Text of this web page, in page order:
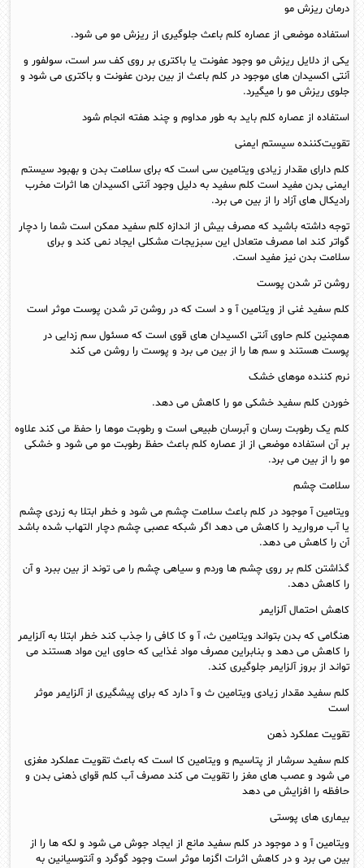
درمان ریزش مو
استفاده موضعی از عصاره کلم باعث جلوگیری از ریزش مو می شود.
یکی از دلایل ریزش مو وجود عفونت یا باکتری بر روی کف سر است، سولفور و
آنتی اکسیدان های موجود در کلم باعث از بین بردن عفونت و باکتری می شود و
جلوی ریزش مو را میگیرد.
استفاده از عصاره کلم باید به طور مداوم و چند هفته انجام شود
تقویت‌کننده سیستم ایمنی
کلم دارای مقدار زیادی ویتامین سی است که برای سلامت بدن و بهبود سیستم
ایمنی بدن مفید است کلم سفید به دلیل وجود آنتی اکسیدان ها اثرات مخرب
رادیکال های آزاد را از بین می برد.
توجه داشته باشید که مصرف بیش از اندازه کلم سفید ممکن است شما را دچار
گواتر کند اما مصرف متعادل این سبزیجات مشکلی ایجاد نمی کند و برای
سلامت بدن نیز مفید است.
روشن تر شدن پوست
کلم سفید غنی از ویتامین آ و د است که در روشن تر شدن پوست موثر است
همچنین کلم حاوی آنتی اکسیدان های قوی است که مسئول سم زدایی در
پوست هستند و سم ها را از بین می برد و پوست را روشن می کند
نرم کننده موهای خشک
خوردن کلم سفید خشکی مو را کاهش می دهد.
کلم یک رطوبت رسان و آبرسان طبیعی است و رطوبت موها را حفظ می کند علاوه
بر آن استفاده موضعی از از عصاره کلم باعث حفظ رطوبت مو می شود و خشکی
مو را از بین می برد.
سلامت چشم
ویتامین آ موجود در کلم باعث سلامت چشم می شود و خطر ابتلا به زردی چشم
یا آب مروارید را کاهش می دهد اگر شبکه عصبی چشم دچار التهاب شده باشد
آن را کاهش می دهد.
گذاشتن کلم بر روی چشم ها وردم و سیاهی چشم را می توند از بین ببرد و آن
را کاهش دهد.
کاهش احتمال آلزایمر
هنگامی که بدن بتواند ویتامین ث، آ و کا کافی را جذب کند خطر ابتلا به آلزایمر
را کاهش می دهد و بنابراین مصرف مواد غذایی که حاوی این مواد هستند می
تواند از بروز آلزایمر جلوگیری کند.
کلم سفید مقدار زیادی ویتامین ث و آ دارد که برای پیشگیری از آلزایمر موثر
است
تقویت عملکرد ذهن
کلم سفید سرشار از پتاسیم و ویتامین کا است که باعث تقویت عملکرد مغزی
می شود و عصب های مغز را تقویت می کند مصرف آب کلم قوای ذهنی بدن و
حافظه را افزایش می دهد
بیماری های پوستی
ویتامین آ و د موجود در کلم سفید مانع از ایجاد جوش می شود و لکه ها را از
بین می برد و در کاهش اثرات اگزما موثر است وجود گوگرد و آنتوسیانین به